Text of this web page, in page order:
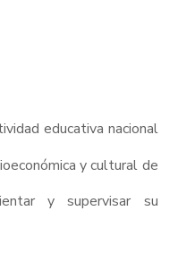
educativa nacional
y cultural de
y supervisar su